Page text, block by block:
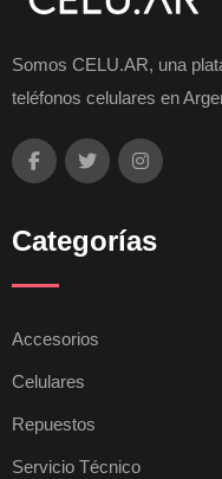
Somos CELU.AR, una
teléfonos celulares en
Categorías
Accesorios
Celulares
Repuestos
Servicio Técnico